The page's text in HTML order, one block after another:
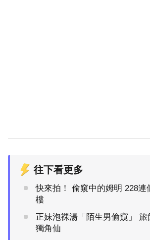
往下看更多
快來拍！ 偷窺中的姆明 228連
樓
正妹泡裸湯「陌生男偷窺」 旅
獨角仙